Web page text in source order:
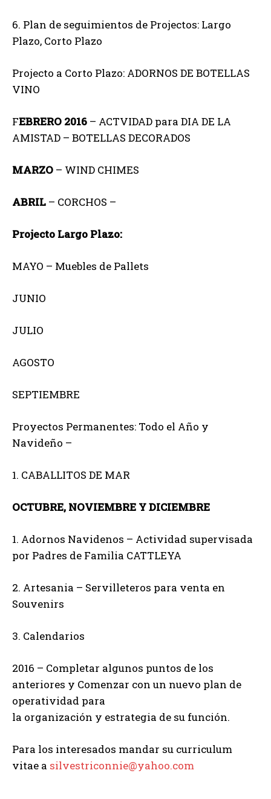
6. Plan de seguimientos de Projectos: Largo
Plazo, Corto Plazo
Projecto a Corto Plazo: ADORNOS DE BOTELLAS
VINO
FEBRERO 2016 – ACTVIDAD para DIA DE LA
AMISTAD – BOTELLAS DECORADOS
MARZO – WIND CHIMES
ABRIL – CORCHOS –
Projecto Largo Plazo:
MAYO – Muebles de Pallets
JUNIO
JULIO
AGOSTO
SEPTIEMBRE
Proyectos Permanentes: Todo el Año y
Navideño –
1. CABALLITOS DE MAR
OCTUBRE, NOVIEMBRE Y DICIEMBRE
1. Adornos Navidenos – Actividad supervisada
por Padres de Familia CATTLEYA
2. Artesania – Servilleteros para venta en
Souvenirs
3. Calendarios
2016 – Completar algunos puntos de los
anteriores y Comenzar con un nuevo plan de
operatividad para
la organización y estrategia de su función.
Para los interesados mandar su curriculum
vitae a silvestriconnie@yahoo.com